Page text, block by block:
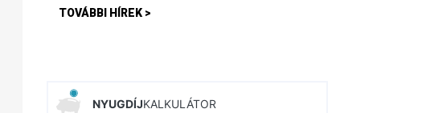
TOVÁBBI HÍREK >
NYUGDÍJKALKULÁTOR